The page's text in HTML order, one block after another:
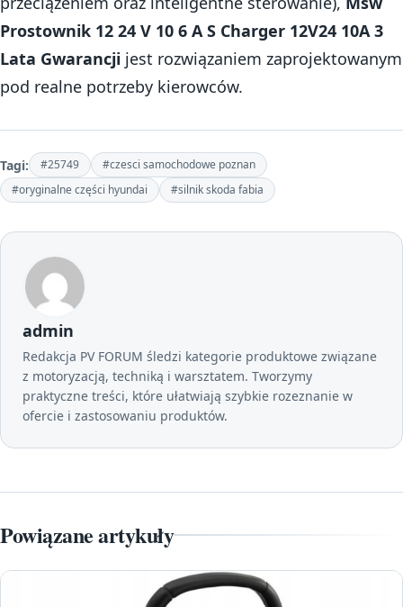
Prostownik 12 24 V 10 6 A S Charger 12V24 10A 3
Lata Gwarancji jest rozwiązaniem zaprojektowanym
pod realne potrzeby kierowców.
Tagi: #25749
#czesci samochodowe poznan
#oryginalne części hyundai
#silnik skoda fabia
admin
Redakcja PV FORUM śledzi kategorie produktowe związane
z motoryzacją, techniką i warsztatem. Tworzymy
praktyczne treści, które ułatwiają szybkie rozeznanie w
ofercie i zastosowaniu produktów.
Powiązane artykuły